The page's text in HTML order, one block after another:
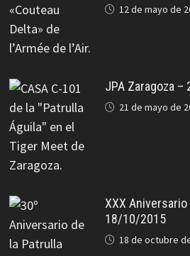
12 de mayo de
JPA Zaragoza
21 de mayo de
XXX
18/10/2015
18 de octubre